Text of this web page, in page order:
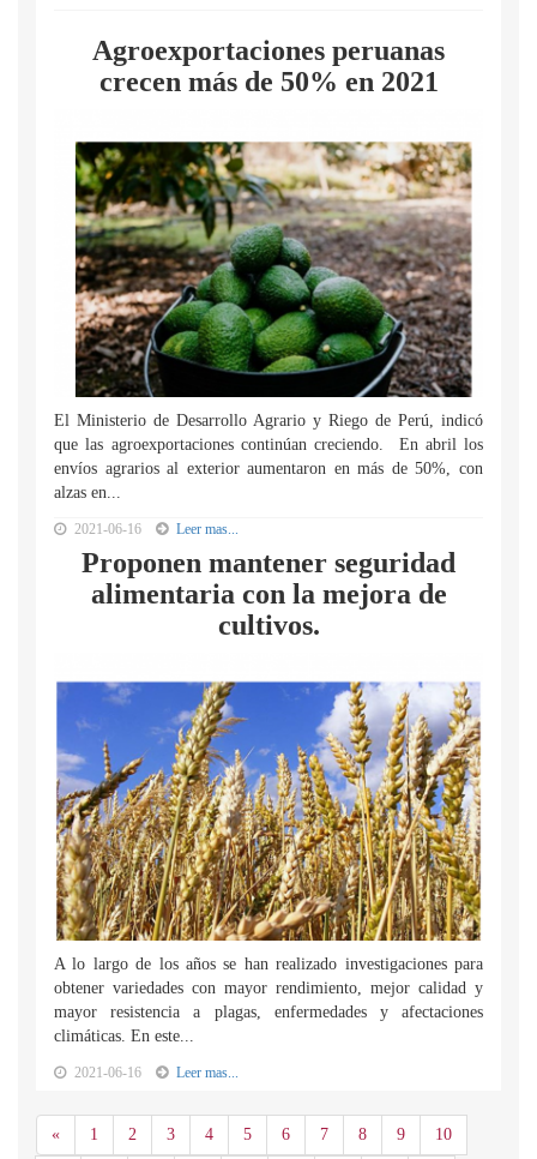
Agroexportaciones peruanas
crecen más de 50% en 2021
El Ministerio de Desarrollo Agrario y Riego de Perú, indicó
que las agroexportaciones continúan creciendo. En abril los
envíos agrarios al exterior aumentaron en más de 50%, con
alzas en...
2021-06-16 Leer mas...
Proponen mantener seguridad
alimentaria con la mejora de
cultivos.
A lo largo de los años se han realizado investigaciones para
obtener variedades con mayor rendimiento, mejor calidad y
mayor resistencia a plagas, enfermedades y afectaciones
climáticas. En este...
2021-06-16 Leer mas...
«Anterior
1 2 3 4 5 6 7 8 9 10